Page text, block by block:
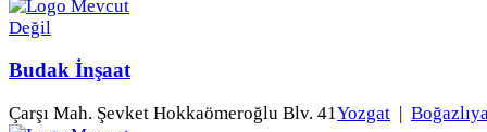
Budak İnşaat
Çarşı Mah. Şevket Hokkaömeroğlu Blv. 41Yozgat